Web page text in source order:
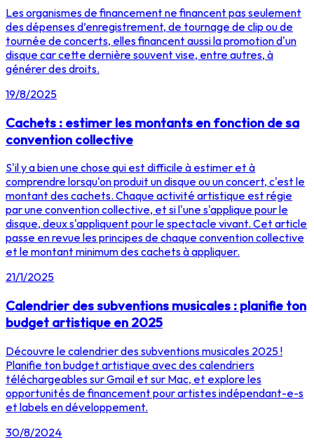
Les organismes de financement ne financent pas seulement
des dépenses d’enregistrement, de tournage de clip ou de
tournée de concerts, elles financent aussi la promotion d'un
disque car cette dernière souvent vise, entre autres, à
générer des droits.
19/8/2025
Cachets : estimer les montants en fonction de sa
convention collective
S'il y a bien une chose qui est difficile à estimer et à
comprendre lorsqu'on produit un disque ou un concert, c'est le
montant des cachets. Chaque activité artistique est régie
par une convention collective, et si l'une s'applique pour le
disque, deux s'appliquent pour le spectacle vivant. Cet article
passe en revue les principes de chaque convention collective
et le montant minimum des cachets à appliquer.
21/1/2025
Calendrier des subventions musicales : planifie ton
budget artistique en 2025
Découvre le calendrier des subventions musicales 2025 !
Planifie ton budget artistique avec des calendriers
téléchargeables sur Gmail et sur Mac, et explore les
opportunités de financement pour artistes indépendant-e-s
et labels en développement.
30/8/2024